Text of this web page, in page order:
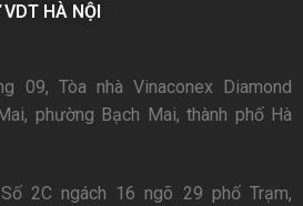
HÀ NỘI
09, Tòa nhà Vinaconex Diamond
phường Bạch Mai, thành phố Hà
Số 2C ngách 16 ngõ 29 phố Trạm,